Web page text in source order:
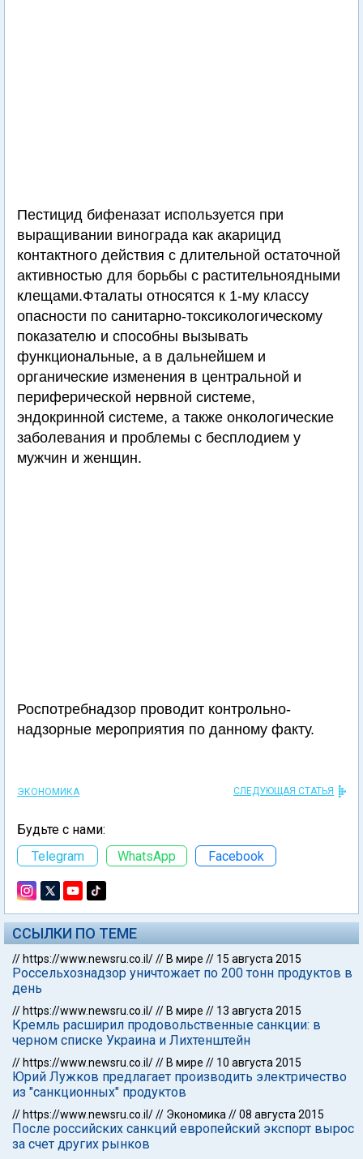
Пестицид бифеназат используется при
выращивании винограда как акарицид
контактного действия с длительной остаточной
активностью для борьбы с растительноядными
клещами.Фталаты относятся к 1-му классу
опасности по санитарно-токсикологическому
показателю и способны вызывать
функциональные, а в дальнейшем и
органические изменения в центральной и
периферической нервной системе,
эндокринной системе, а также онкологические
заболевания и проблемы с бесплодием у
мужчин и женщин.
Роспотребнадзор проводит контрольно-
надзорные мероприятия по данному факту.
ЭКОНОМИКА СЛЕДУЮЩАЯ СТАТЬЯ
Будьте с нами:
Telegram
WhatsApp Facebook
ССЫЛКИ ПО ТЕМЕ
// https://www.newsru.co.il/// В мире // 15 августа 2015
Россельхознадзор уничтожает по 200 тонн продуктов в
день
// https://www.newsru.co.il/// В мире // 13 августа 2015
Кремль расширил продовольственные санкции: в
черном списке Украина и Лихтенштейн
// https://www.newsru.co.il/// В мире // 10 августа 2015
Юрий Лужков предлагает производить электричество
из "санкционных" продуктов
// https://www.newsru.co.il/// Экономика //08 августа 2015
После российских санкций европейский экспорт вырос
за счет других рынков